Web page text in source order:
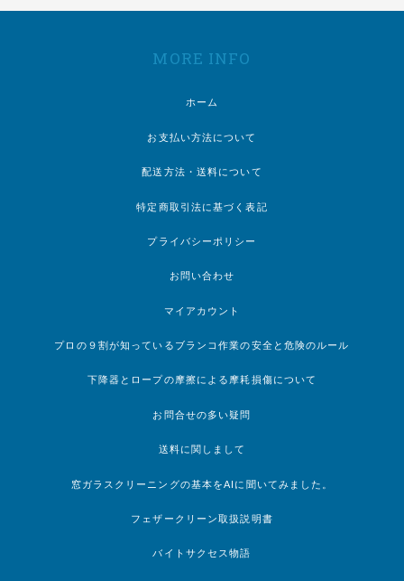
MORE INFO
ホーム
お支払い方法について
配送方法・送料について
特定商取引法に基づく表記
プライバシーポリシー
お問い合わせ
マイアカウント
プロの９割が知っているブランコ作業の安全と危険のルール
下降器とロープの摩擦による摩耗損傷について
お問合せの多い疑問
送料に関しまして
窓ガラスクリーニングの基本をAIに聞いてみました。
フェザークリーン取扱説明書
バイトサクセス物語